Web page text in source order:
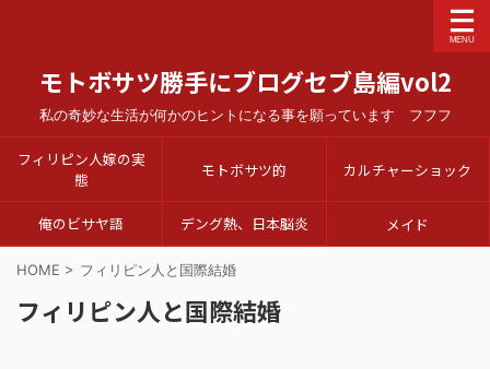
モトボサツ勝手にブログセブ島編vol2
私の奇妙な生活が何かのヒントになる事を願っています フフフ
フィリピン人嫁の実
態
モトボサツ的 カルチャーショック
俺のビサヤ語 デング熱、日本脳炎 メイド
HOME > フィリピン人と国際結婚
フィリピン人と国際結婚